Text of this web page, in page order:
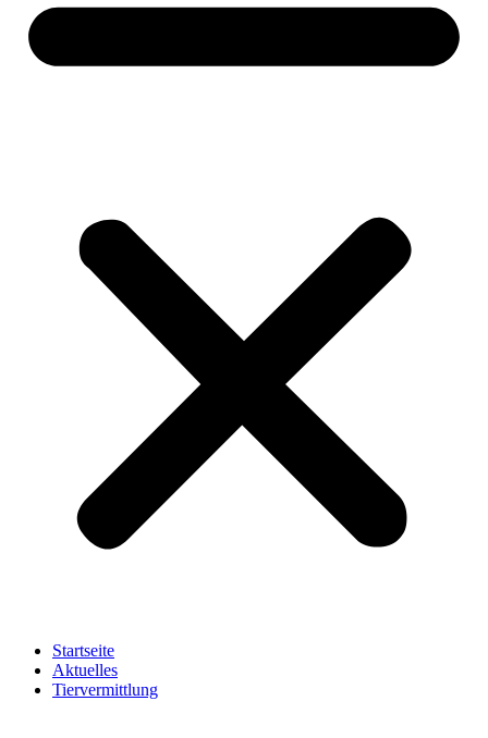
Startseite
Aktuelles
Tiervermittlung